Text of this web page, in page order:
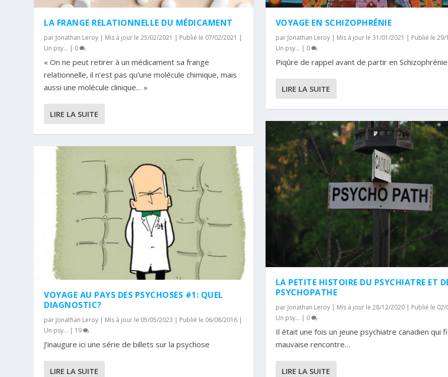
LA FRANGE RELATIONNELLE DU MÉDICAMENT
par Jonathan Leroy | Mis à jour le 25/02/2021 | Publié le 07/02/2021 |
Un psy... | 0
« On ne peut retirer à un médicament sa frange
relationnelle, il n’est pas qu’une molécule chimique, mais
aussi une molécule clinique… »
LIRE LA SUITE
VOYAGE AU PAYS DES PSYCHOSES #1: QUEL
DIAGNOSTIC?
par Jonathan Leroy | Mis à jour le 05/05/2023 | Publié le 06/08/2016 |
Un psy... | 19
J’inaugure ici une série de billets sur la psychose
LIRE LA SUITE
VOYAGE EN SCHIZOPHRÉNIE
par Jonathan Leroy| Mis à jour le 31/01/2021 | Publié le 29/
Un psy... | 0
Piqûre de rappel avant de partir en Schizophrénie
LIRE LA SUITE
LA PETITE HISTOIRE DU PSYCHIATRE ET
PSYCHOPATHE
par Jonathan Leroy| Mis à jour le 28/12/2020 | Publié le 02/
Un psy... | 0
Il était une fois un jeune psychiatre canadien qui
mauvaise rencontre…
LIRE LA SUITE